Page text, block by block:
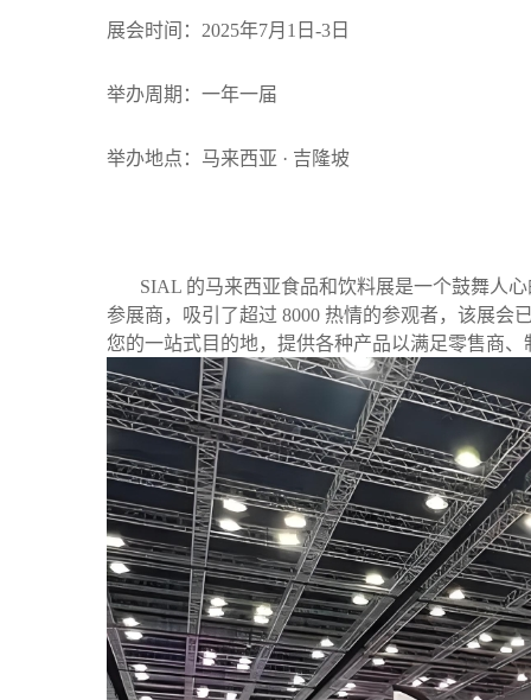
展会时间：2025年7月1日-3日
举办周期：一年一届
举办地点：马来西亚 · 吉隆坡
SIAL 的马来西亚食品和饮料展是一个鼓舞人心
参展商，吸引了超过 8000 热情的参观者，该展会
您的一站式目的地，提供各种产品以满足零售商